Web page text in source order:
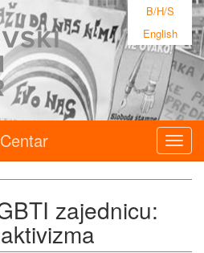
B/H/S
English
zajednicu: